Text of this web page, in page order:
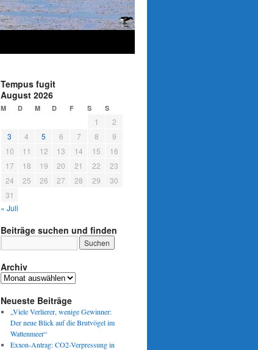
Tempus fugit
August 2026
M D M D F S S
1
2
3
4 5 6 7 8
9
10
11 12 13 14 15
16
17
18 19 20 21 22
23
24
25 26 27 28 29
30
31
« Juli
Beiträge suchen und finden
Archiv
Archiv
Neueste Beiträge
„Viele Verlierer, wenige Gewinner:
Der neue Blick auf die Brutvögel im
Wattenmeer“
Exxon-Antrag: CO2-Verpressung in